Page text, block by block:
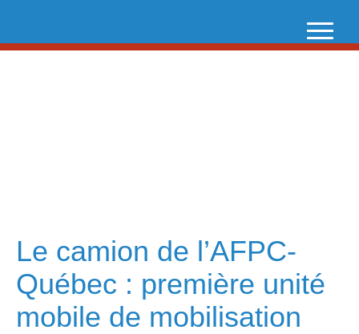
content
Le camion de l’AFPC-
Québec : première unité
mobile de mobilisation